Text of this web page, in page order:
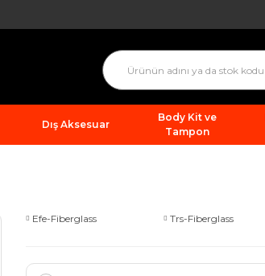
Dış Aksesuar
Body Kit ve
Tampon
Efe-Fiberglass Trs-Fiberglass